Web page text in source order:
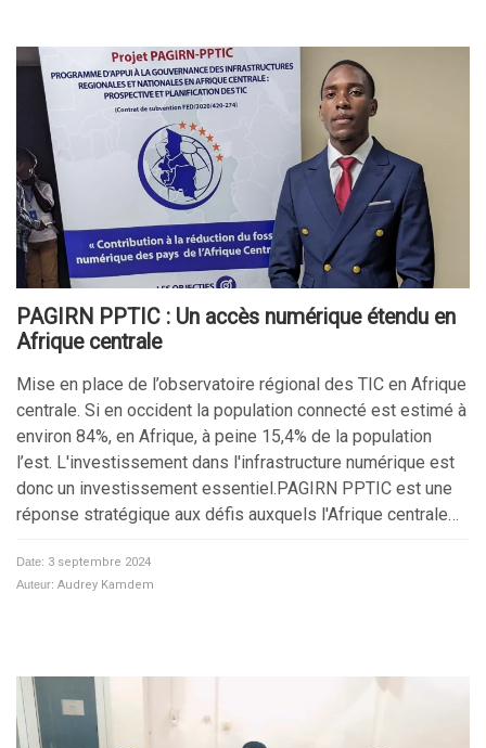
PAGIRN PPTIC : Un accès numérique étendu en
Afrique centrale
Mise en place de l’observatoire régional des TIC en Afrique
centrale. Si en occident la population connecté est estimé à
environ 84%, en Afrique, à peine 15,4% de la population
l’est. L'investissement dans l'infrastructure numérique est
donc un investissement essentiel.PAGIRN PPTIC est une
réponse stratégique aux défis auxquels l'Afrique centrale…
Date: 3 septembre 2024
Auteur: Audrey Kamdem